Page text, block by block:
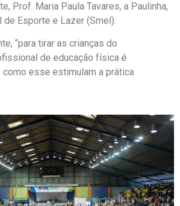
Prof. Maria Paula Tavares, a Paulinha,
de Esporte e Lazer (Smel).
“para tirar as crianças do
de educação física é
esse estimulam a prática